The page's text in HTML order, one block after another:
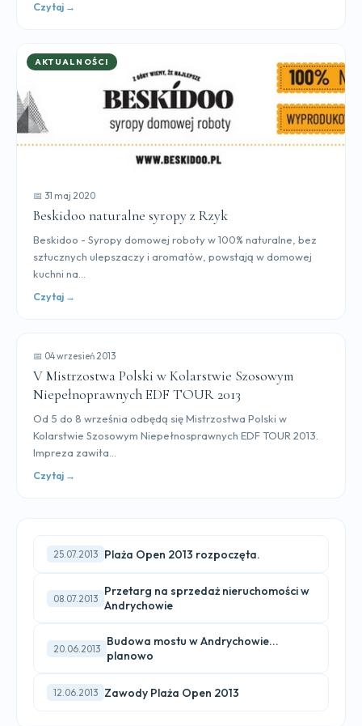
Czytaj →
AKTUALNOŚCI
📅 31 maj 2020
Beskidoo naturalne syropy z Rzyk
Beskidoo - Syropy domowej roboty w 100% naturalne, bez
sztucznych ulepszaczy i aromatów, powstają w domowej
kuchni na...
Czytaj →
📅 04 wrzesień 2013
V Mistrzostwa Polski w Kolarstwie Szosowym
Niepełnoprawnych EDF TOUR 2013
Od 5 do 8 września odbędą się Mistrzostwa Polski w
Kolarstwie Szosowym Niepełnosprawnych EDF TOUR 2013.
Impreza zawita...
Czytaj →
25.07.2013 Plaża Open 2013 rozpoczęta.
08.07.2013 Przetarg na sprzedaż nieruchomości w
Andrychowie
20.06.2013 Budowa mostu w Andrychowie...
planowo
12.06.2013 Zawody Plaża Open 2013